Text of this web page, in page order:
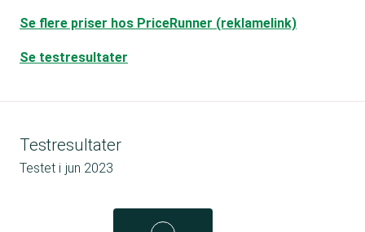
Se flere priser hos PriceRunner (reklamelink)
Se testresultater
Testresultater
Testet i jun 2023